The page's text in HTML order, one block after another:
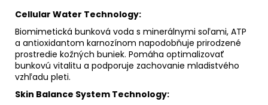
Cellular Water Technology:
Biomimetická bunková voda s minerálnymi soľami, ATP
a antioxidantom karnozínom napodobňuje prirodzené
prostredie kožných buniek. Pomáha optimalizovať
bunkovú vitalitu a podporuje zachovanie mladistvého
vzhľadu pleti.
Skin Balance System Technology: